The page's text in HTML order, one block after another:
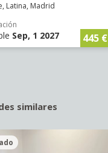
Latina, Madrid
Sep, 1 2027 445 €
similares